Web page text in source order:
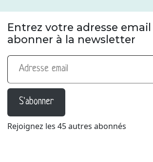
Entrez votre adresse
abonner à la newsletter
Adresse email
S'abonner
Rejoignez les 45 autres abonnés